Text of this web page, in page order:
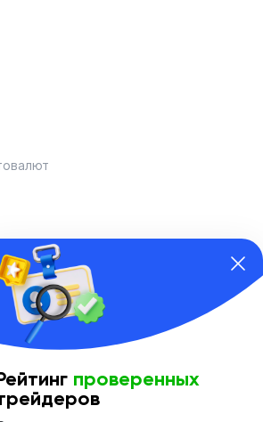
16+
средства массовой
проверенных